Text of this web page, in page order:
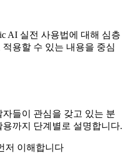
AI 실전 사용법에 대해 심층
용할 수 있는 내용을 중심
들이 관심을 갖고 있는 분
까지 단계별로 설명합니다.
저 이해합니다